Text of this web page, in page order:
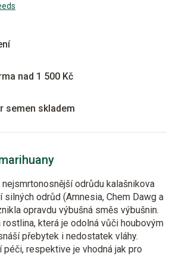
nad 1 500 Kč
semen skladem
odrůdu kalašnikova
odrůd (Amnesia, Chem Dawg a
opravdu výbušná směs výbušnin.
rostlina, která je odolná vůči houbovým
přebytek i nedostatek vláhy.
péči, respektive je vhodná jak pro